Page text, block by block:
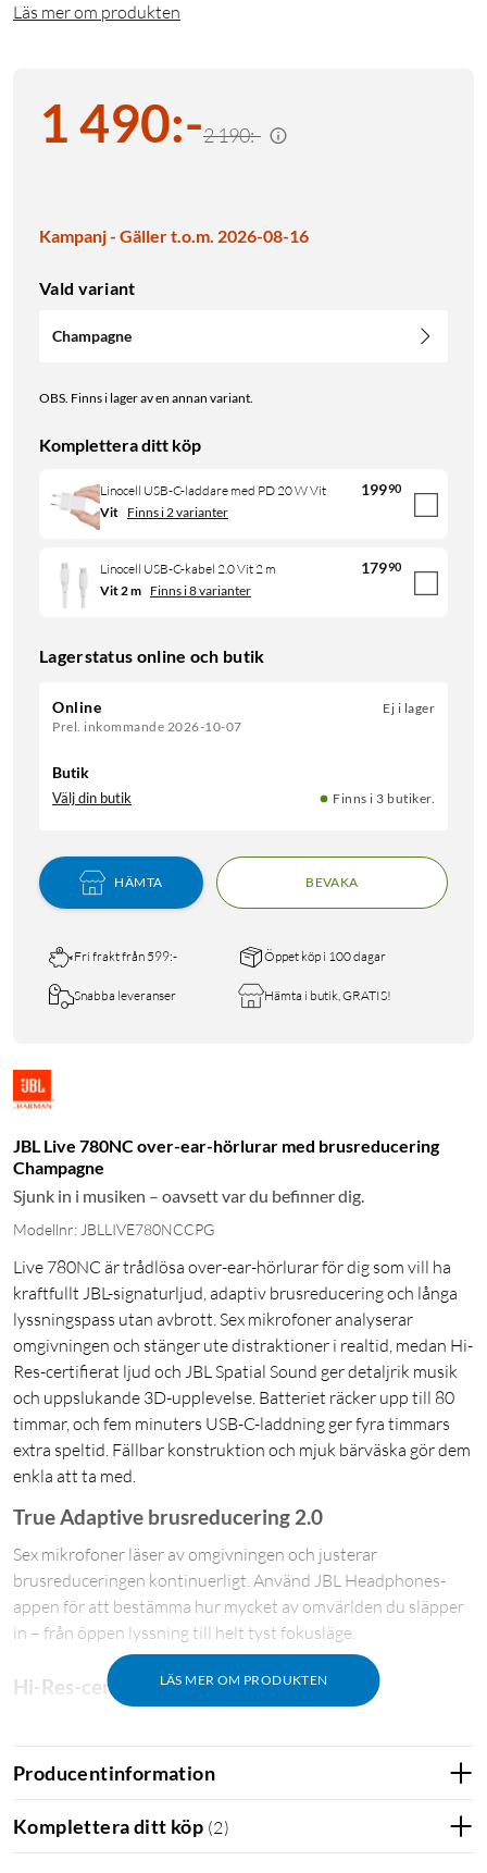
Läs mer om produkten
1 490:-2 190:-
Kampanj - Gäller t.o.m. 2026-08-16
Vald variant
Champagne
OBS. Finns i lager av en annan variant.
Komplettera ditt köp
Linocell USB-C-laddare med PD 20 W Vit 19990
Vit Finns i 2 varianter
Linocell USB-C-kabel 2.0 Vit 2 m 17990
Vit 2 m Finns i 8 varianter
Lagerstatus online och butik
Online
Prel. inkommande 2026-10-07
Ej i lager
Butik
Välj din butik Finns i 3 butiker.
HÄMTA BEVAKA
Fri frakt från 599:- Öppet köp i 100 dagar
Snabba leveranser Hämta i butik, GRATIS!
JBL Live 780NC over-ear-hörlurar med brusreducering
Champagne
Sjunk in i musiken – oavsett var du befinner dig.
Modellnr: JBLLIVE780NCCPG
Live 780NC är trådlösa over-ear-hörlurar för dig som vill ha
kraftfullt JBL-signaturljud, adaptiv brusreducering och långa
lyssningspass utan avbrott. Sex mikrofoner analyserar
omgivningen och stänger ute distraktioner i realtid, medan Hi-
Res-certifierat ljud och JBL Spatial Sound ger detaljrik musik
och uppslukande 3D-upplevelse. Batteriet räcker upp till 80
timmar, och fem minuters USB-C-laddning ger fyra timmars
extra speltid. Fällbar konstruktion och mjuk bärväska gör dem
enkla att ta med.
LÄS MER OM PRODUKTEN
True Adaptive brusreducering 2.0
Sex mikrofoner läser av omgivningen och justerar
brusreduceringen kontinuerligt. Använd JBL Headphones-
appen för att bestämma hur mycket av omvärlden du släpper
in – från öppen lyssning till helt tyst fokusläge.
Hi-Res-certifierat ljud
och via kabel. JBL Spatial Sound omvandlar stereoinnehåll till
3D-ljud, och Personi-Fi 3.0 anpassar ljudkurvan efter din egen
hörsel.
Kristallklara samtal
Producentinformation
Komplettera ditt köp (2)